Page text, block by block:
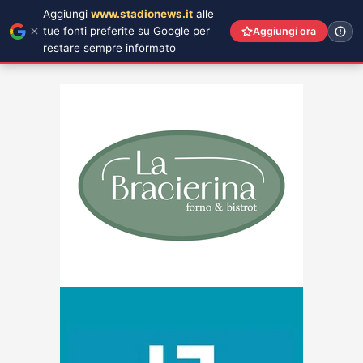
Aggiungi www.stadionews.it alle
tue fonti preferite su Google per
restare sempre informato
Aggiungi ora